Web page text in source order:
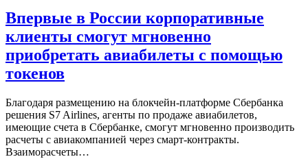
Впервые в России корпоративные
клиенты смогут мгновенно
приобретать авиабилеты с помощью
токенов
Благодаря размещению на блокчейн-платформе Сбербанка
решения S7 Airlines, агенты по продаже авиабилетов,
имеющие счета в Сбербанке, смогут мгновенно производить
расчеты с авиакомпанией через смарт-контракты.
Взаиморасчеты…